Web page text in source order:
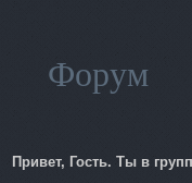
Форум
Привет, Гость. Ты в